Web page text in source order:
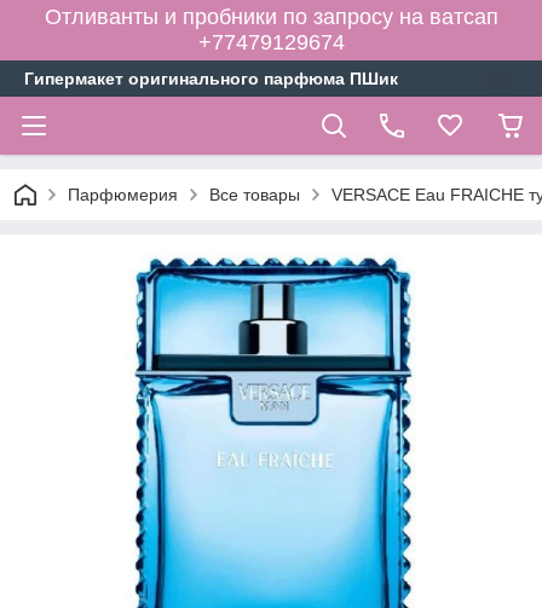
Отливанты и пробники по запросу на ватсап
+77479129674
Гипермакет оригинального парфюма ПШик
Парфюмерия Все товары VERSACE Eau FRAICHE